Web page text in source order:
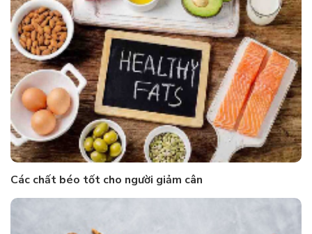
Các chất béo tốt cho người giảm cân